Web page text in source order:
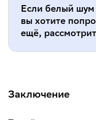
если
безопасности
Если белый
вы хотите
ещё,
Заключение